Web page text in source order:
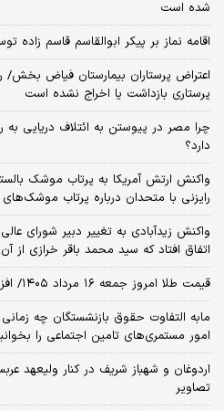
شده است
اقامه نماز بر پیکر ابوالقاسم قاسم
اعتراض پرستاران بیمارستان فیاض
پرستاری بازداشت یا اخراج نشده است
چرا مصر در پیوستن به ائتلاف دریایی به
دارد؟
واکنش ارتش آمریکا به پرتاب موشک
رایزنی با متحدان درباره پرتاب
واکنش زیدآبادی به تغییر دبیر شورای
اتفاق افتاد که سید محمد باقر خرازی از
قیمت طلا امروز جمعه ۱۶ مرداد ۱۴۰۵/ افزایش قیمت طلا
مابه التفاوت حقوق بازنشستگان چه
امور مستمری‌های تامین اجتماعی را
اردوغان و شهباز شریف در کنار ولیعهد
تصاویر